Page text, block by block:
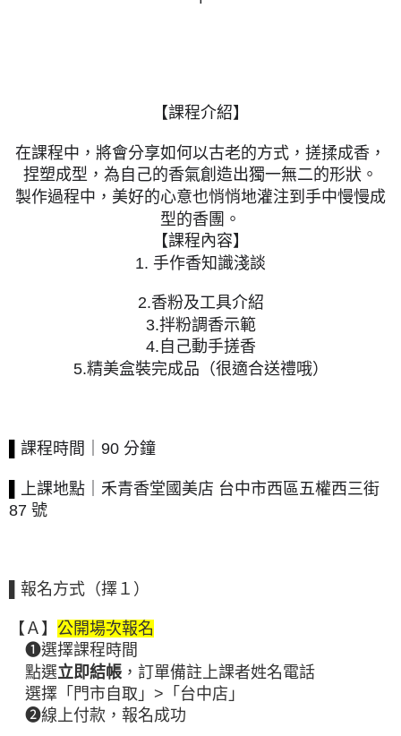
【課程介紹】
在課程中，將會分享如何以古老的方式，搓揉成香，
捏塑成型，為自己的香氣創造出獨一無二的形狀。
製作過程中，美好的心意也悄悄地灌注到手中慢慢成
型的香團。
【課程內容】
1. 手作香知識淺談
2.香粉及工具介紹
3.拌粉調香示範
4.自己動手搓香
5.精美盒裝完成品（很適合送禮哦）
課程時間｜90 分鐘
上課地點｜禾青香堂國美店 台中市西區五權西三街
87 號
報名方式（擇１）
【Ａ】 公開場次報名
❶選擇課程時間
點選立即結帳 ，訂單備註 上課者姓名電話
選擇「門市自取」>「台中店」
❷線上付款， 報名成功